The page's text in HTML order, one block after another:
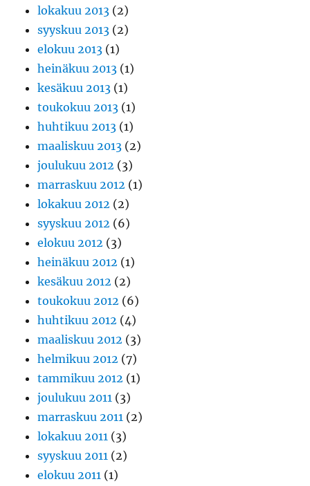
lokakuu 2013 (2)
syyskuu 2013 (2)
elokuu 2013 (1)
heinäkuu 2013 (1)
kesäkuu 2013 (1)
toukokuu 2013 (1)
huhtikuu 2013 (1)
maaliskuu 2013 (2)
joulukuu 2012 (3)
marraskuu 2012 (1)
lokakuu 2012 (2)
syyskuu 2012 (6)
elokuu 2012 (3)
heinäkuu 2012 (1)
kesäkuu 2012 (2)
toukokuu 2012 (6)
huhtikuu 2012 (4)
maaliskuu 2012 (3)
helmikuu 2012 (7)
tammikuu 2012 (1)
joulukuu 2011 (3)
marraskuu 2011 (2)
lokakuu 2011 (3)
syyskuu 2011 (2)
elokuu 2011 (1)